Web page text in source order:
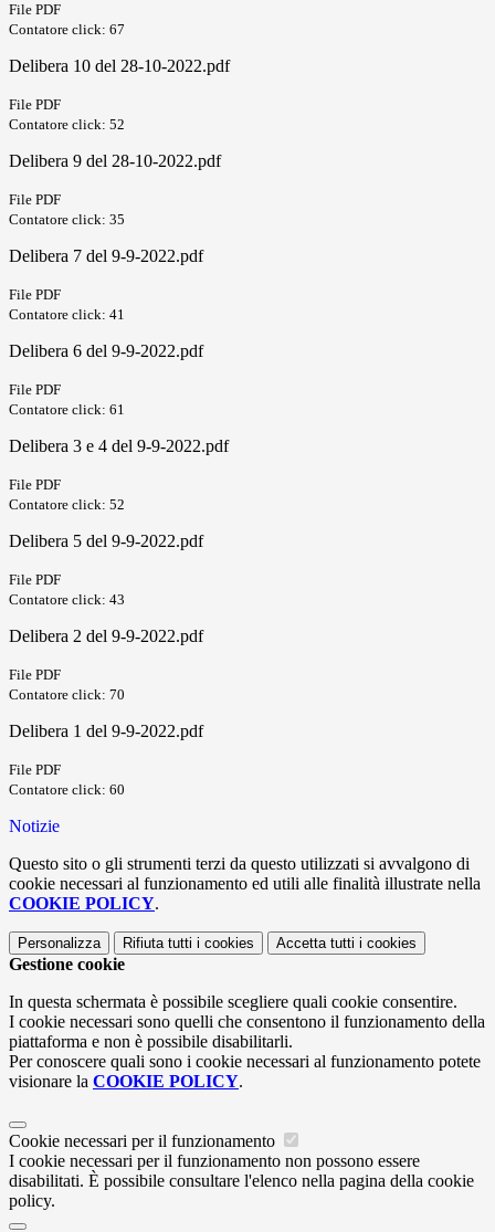
File PDF
Contatore click: 67
Delibera 10 del 28-10-2022.pdf
File PDF
Contatore click: 52
Delibera 9 del 28-10-2022.pdf
File PDF
Contatore click: 35
Delibera 7 del 9-9-2022.pdf
File PDF
Contatore click: 41
Delibera 6 del 9-9-2022.pdf
File PDF
Contatore click: 61
Delibera 3 e 4 del 9-9-2022.pdf
File PDF
Contatore click: 52
Delibera 5 del 9-9-2022.pdf
File PDF
Contatore click: 43
Delibera 2 del 9-9-2022.pdf
File PDF
Contatore click: 70
Delibera 1 del 9-9-2022.pdf
File PDF
Contatore click: 60
Notizie
Questo sito o gli strumenti terzi da questo utilizzati si avvalgono di
cookie necessari al funzionamento ed utili alle finalità illustrate nella
COOKIE POLICY.
Personalizza Rifiuta tutti i cookies Accetta tutti i cookies
Gestione cookie
In questa schermata è possibile scegliere quali cookie consentire.
I cookie necessari sono quelli che consentono il funzionamento della
piattaforma e non è possibile disabilitarli.
Per conoscere quali sono i cookie necessari al funzionamento potete
visionare la COOKIE POLICY.
Cookie necessari per il funzionamento
I cookie necessari per il funzionamento non possono essere
disabilitati. È possibile consultare l'elenco nella pagina della cookie
policy.